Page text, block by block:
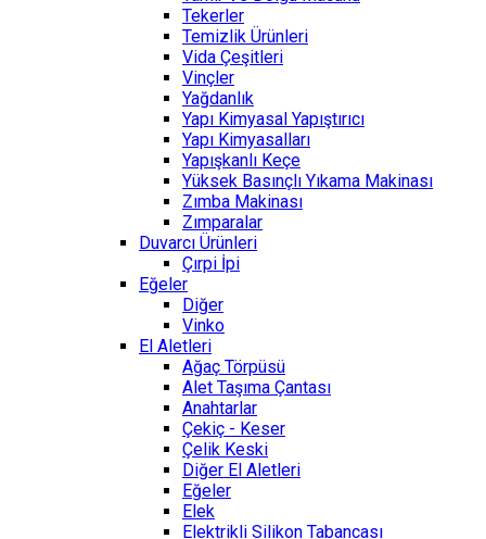
Tekerler
Temizlik Ürünleri
Vida Çeşitleri
Vinçler
Yağdanlık
Yapı Kimyasal Yapıştırıcı
Yapı Kimyasalları
Yapışkanlı Keçe
Yüksek Basınçlı Yıkama Makinası
Zımba Makinası
Zımparalar
Duvarcı Ürünleri
Çırpi İpi
Eğeler
Diğer
Vinko
El Aletleri
Ağaç Törpüsü
Alet Taşıma Çantası
Anahtarlar
Çekiç - Keser
Çelik Keski
Diğer El Aletleri
Eğeler
Elek
Elektrikli Silikon Tabancası